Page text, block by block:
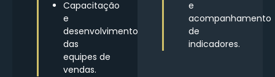
Capacitação
e
desenvolvimento
das
equipes de
vendas.
e
acompanhamento
de
indicadores.